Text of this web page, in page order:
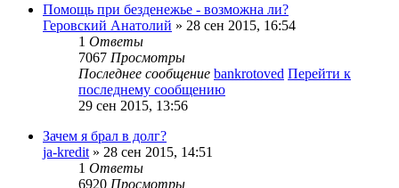
Помощь при безденежье - возможна ли?
Геровский Анатолий » 28 сен 2015, 16:54
1 Ответы
7067 Просмотры
Последнее сообщение bankrotoved Перейти к
последнему сообщению
29 сен 2015, 13:56
Зачем я брал в долг?
ja-kredit » 28 сен 2015, 14:51
1 Ответы
6920 Просмотры